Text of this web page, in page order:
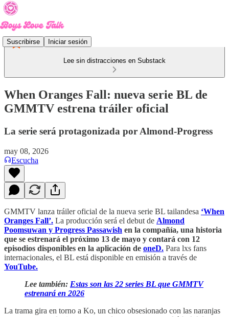
Suscribirse Iniciar sesión
Lee sin distracciones en Substack
When Oranges Fall: nueva serie BL de
GMMTV estrena tráiler oficial
La serie será protagonizada por Almond-Progress
may 08, 2026
Escucha
GMMTV lanza tráiler oficial de la nueva serie BL tailandesa ‘When
Oranges Fall’. La producción será el debut de Almond
Poomsuwan y Progress Passawish en la compañía, una historia
que se estrenará el próximo 13 de mayo y contará con 12
episodios disponibles en la aplicación de oneD. Para lxs fans
internacionales, el BL está disponible en emisión a través de
YouTube.
Lee también: Estas son las 22 series BL que GMMTV
estrenará en 2026
La trama gira en torno a Ko, un chico obsesionado con las naranjas